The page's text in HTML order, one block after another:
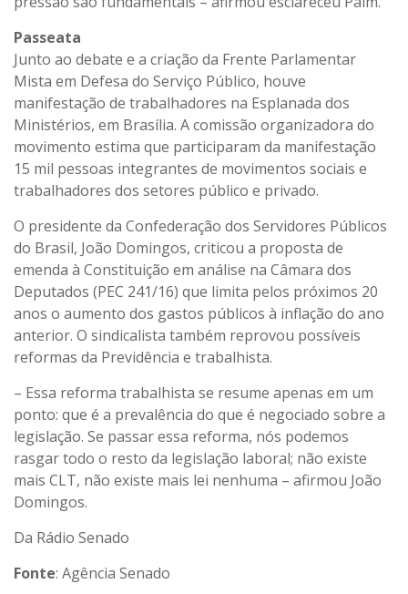
Passeata
Junto ao debate e a criação da Frente Parlamentar
Mista em Defesa do Serviço Público, houve
manifestação de trabalhadores na Esplanada dos
Ministérios, em Brasília. A comissão organizadora do
movimento estima que participaram da manifestação
15 mil pessoas integrantes de movimentos sociais e
trabalhadores dos setores público e privado.
O presidente da Confederação dos Servidores Públicos
do Brasil, João Domingos, criticou a proposta de
emenda à Constituição em análise na Câmara dos
Deputados (PEC 241/16) que limita pelos próximos 20
anos o aumento dos gastos públicos à inflação do ano
anterior. O sindicalista também reprovou possíveis
reformas da Previdência e trabalhista.
– Essa reforma trabalhista se resume apenas em um
ponto: que é a prevalência do que é negociado sobre a
legislação. Se passar essa reforma, nós podemos
rasgar todo o resto da legislação laboral; não existe
mais CLT, não existe mais lei nenhuma – afirmou João
Domingos.
Da Rádio Senado
Fonte: Agência Senado